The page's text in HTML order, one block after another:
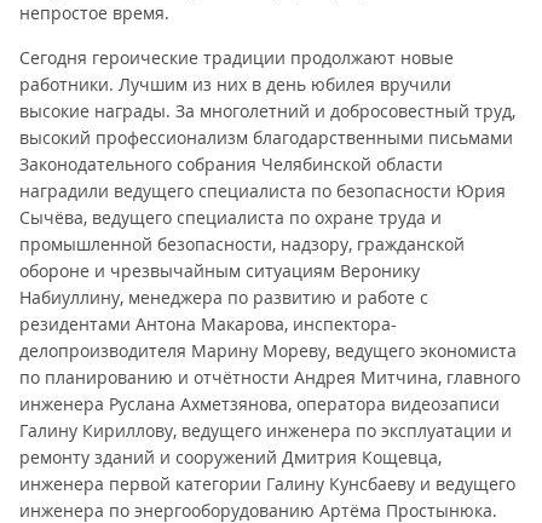
непростое время.
Сегодня героические традиции продолжают новые
работники. Лучшим из них в день юбилея вручили
высокие награды. За многолетний и добросовестный труд,
высокий профессионализм благодарственными письмами
Законодательного собрания Челябинской области
наградили ведущего специалиста по безопасности Юрия
Сычёва, ведущего специалиста по охране труда и
промышленной безопасности, надзору, гражданской
обороне и чрезвычайным ситуациям Веронику
Набиуллину, менеджера по развитию и работе с
резидентами Антона Макарова, инспектора-
делопроизводителя Марину Мореву, ведущего экономиста
по планированию и отчётности Андрея Митчина, главного
инженера Руслана Ахметзянова, оператора видеозаписи
Галину Кириллову, ведущего инженера по эксплуатации и
ремонту зданий и сооружений Дмитрия Кощевца,
инженера первой категории Галину Кунсбаеву и ведущего
инженера по энергооборудованию Артёма Простынюка.